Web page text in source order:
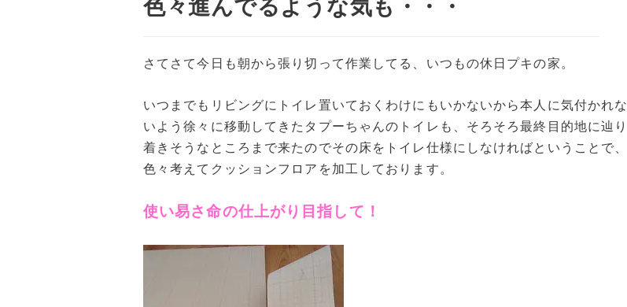
色々進んでるような気も・・・
さてさて今日も朝から張り切って作業してる、いつもの休日プキの家。
いつまでもリビングにトイレ置いておくわけにもいかないから本人に気付かれな
いよう徐々に移動してきたタプーちゃんのトイレも、そろそろ最終目的地に辿り
着きそうなところまで来たのでその床をトイレ仕様にしなければということで、
色々考えてクッションフロアを加工しております。
使い易さ命の仕上がり目指して！